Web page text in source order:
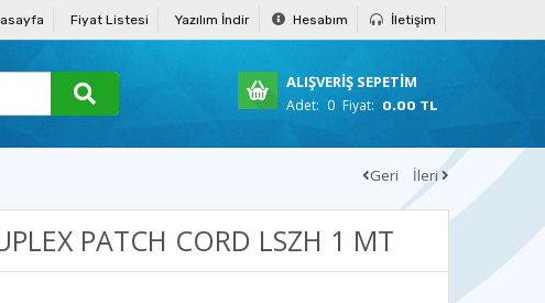
Fiyat Listesi Yazılım İndir Hesabım İletişim
ALIŞVERİŞ SEPETİM
Adet: 0 Fiyat: 0.00 TL
Geri İleri
PATCH CORD LSZH 1 MT